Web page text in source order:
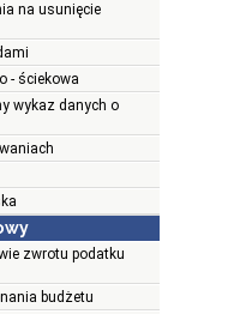
na usunięcie
- ściekowa
wykaz danych o
zwrotu podatku
budżetu